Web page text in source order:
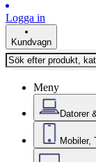
Logga in
Kundvagn
Meny
Datorer
Mobiler,